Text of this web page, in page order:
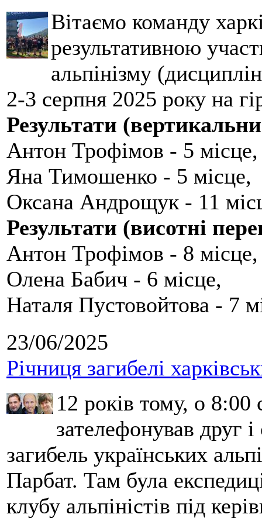
Вітаємо команду
результативною
альпінізму
2-3 серпня 2025 року на
Результати
Антон Трофімов - 5 місце,
Яна Тимошенко - 5 місце,
Оксана Андрощук - 11
Результати (висотні
Антон Трофімов - 8 місце,
Олена Бабич - 6 місце,
Наталя Пустовойтова - 7
23/06/2025
Річниця загибелі
12 років тому, о 8:00
зателефонував друг
загибель українських
Парбат. Там була
клубу альпіністів під